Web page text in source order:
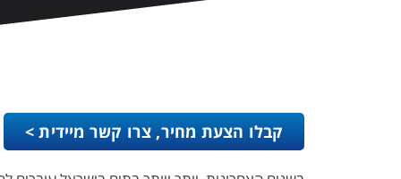
קבלו הצעת מחיר, צרו קשר מיידית >